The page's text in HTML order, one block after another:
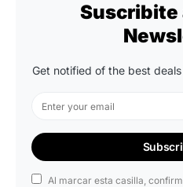
Suscribite
Get notified of the best
Al marcar esta casilla,